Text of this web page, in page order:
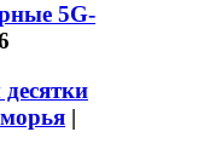
5G-
|